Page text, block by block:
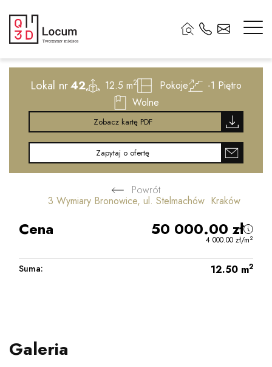
Lokal nr42 12.5 m2 Pokoje -1 Piętro
Wolne
Zobacz kartę PDF
Zapytaj o ofertę
Powrót
3 Wymiary Bronowice, ul. Stelmachów Kraków
Cena 50 000.00 zł
4 000.00 zł/m2
Suma: 12.50 m2
Galeria
2